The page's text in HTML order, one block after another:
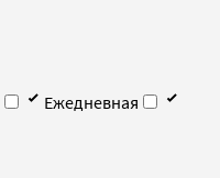
Ежедневная